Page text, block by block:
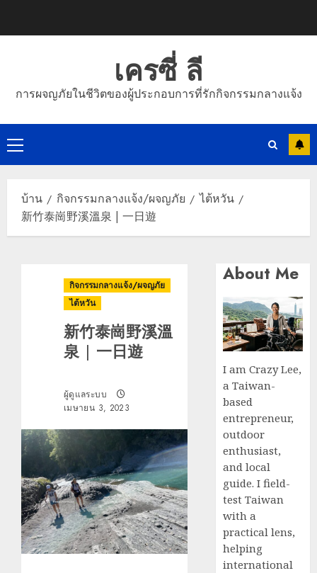
เครซี่ ลี
การผจญภัยในชีวิตของผู้ประกอบการที่รักกิจกรรมกลางแจ้ง
เมนู
หลัก
บ้าน กิจกรรมกลางแจ้ง/ผจญภัย
ไต้หวัน
新竹泰崗野溪溫泉 | 一日遊
กิจกรรมกลางแจ้ง/ผจญภัย
ไต้หวัน
新竹泰崗野溪溫
泉 | 一日遊
ผู้ดูแลระบบ
เมษายน 3, 2023
About Me
I am Crazy Lee,
a Taiwan-
based
entrepreneur,
outdoor
enthusiast,
and local
guide. I field-
test Taiwan
with a
practical lens,
helping
international